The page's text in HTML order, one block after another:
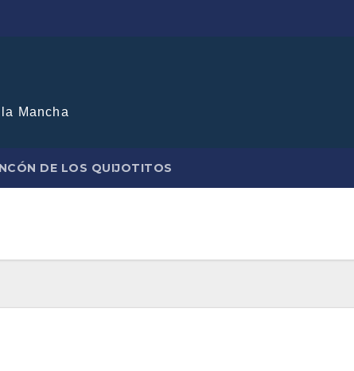
Mancha
DE LOS QUIJOTITOS